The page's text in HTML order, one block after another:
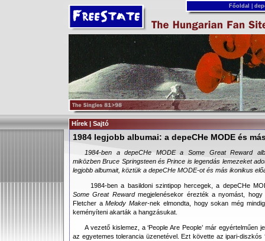
Főoldal
Hírek | Sajtó
1984 legjobb albumai: a depeCHe MODE és
1984-ben a depeCHe MODE a Some Great Reward
miközben Bruce Springsteen és Prince is legendás lemezeket
legjobb albumait, köztük a depeCHe MODE-ot és más ikonikus
1984-ben a basildoni szintipop hercegek, a depeCHe
Some Great Rewardmegjelenésekor érezték a nyomást, hogy
Fletcher aMelody Maker-nek elmondta, hogy sokan még
keményíteni akarták a hangzásukat.
A vezető kislemez, a ‘People Are People’ már
az egyetemes tolerancia üzenetével. Ezt követte az ipari-diszkós